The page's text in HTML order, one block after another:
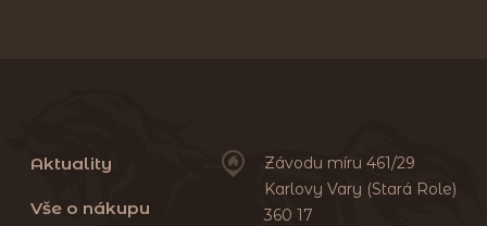
Aktuality
Vše o nákupu
Závodu míru 461/29
Karlovy Vary (Stará Role)
360 17